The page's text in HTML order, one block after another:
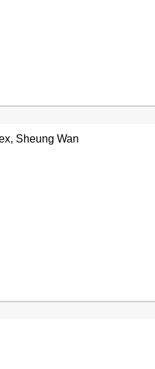
Sheung Wan